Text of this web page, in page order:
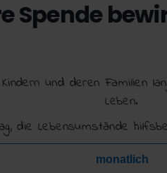
Spende
und deren Familien
Leben.
die Lebensumstände
monatlich